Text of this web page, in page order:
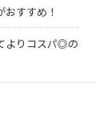
すすめ！
よりコスパ◎の